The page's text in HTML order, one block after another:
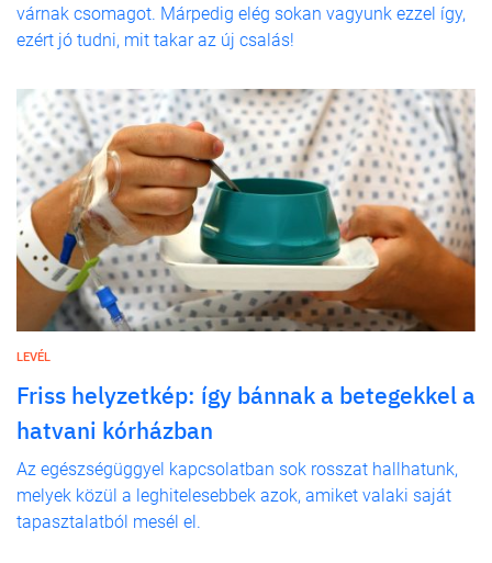
várnak csomagot. Márpedig elég sokan vagyunk ezzel így,
ezért jó tudni, mit takar az új csalás!
LEVÉL
Friss helyzetkép: így bánnak a betegekkel a
hatvani kórházban
Az egészségüggyel kapcsolatban sok rosszat hallhatunk,
melyek közül a leghitelesebbek azok, amiket valaki saját
tapasztalatból mesél el.